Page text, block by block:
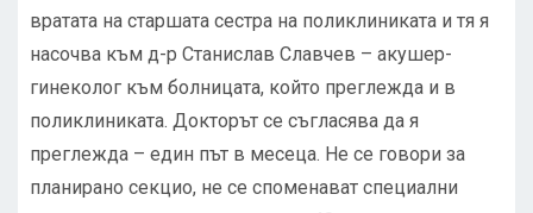
вратата на старшата сестра на поликлиниката и тя я
насочва към д-р Станислав Славчев – акушер-
гинеколог към болницата, който преглежда и в
поликлиниката. Докторът се съгласява да я
преглежда – един път в месеца. Не се говори за
планирано секцио, не се споменават специални